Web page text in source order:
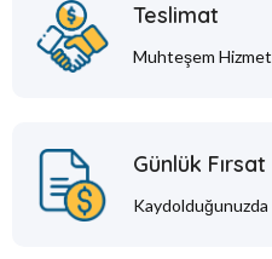
Teslimat
Muhteşem Hizmet
Günlük Fırsat
Kaydolduğunuzda